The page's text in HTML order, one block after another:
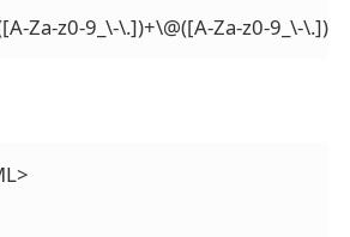
Za-z0-9_\-\.])+\@([A-Za-z0-9_\-